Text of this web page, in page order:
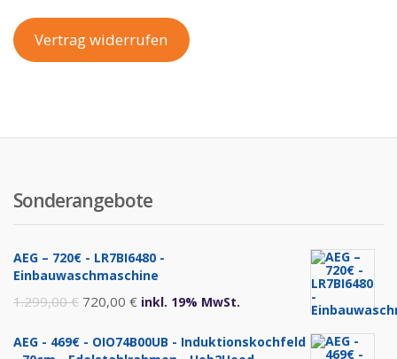
Vertrag widerrufen
Sonderangebote
AEG – 720€ - LR7BI6480 -
Einbauwaschmaschine
1.299,00€ Ursprünglicher
war:
720,00 €Aktueller
ist:
inkl. 19% MwSt.
AEG - 469€ - OIO74B00UB - Induktionskochfeld